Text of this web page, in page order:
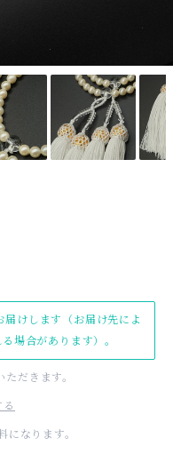
けします（お届け先によ
場合があります）。
だきます。
なります。